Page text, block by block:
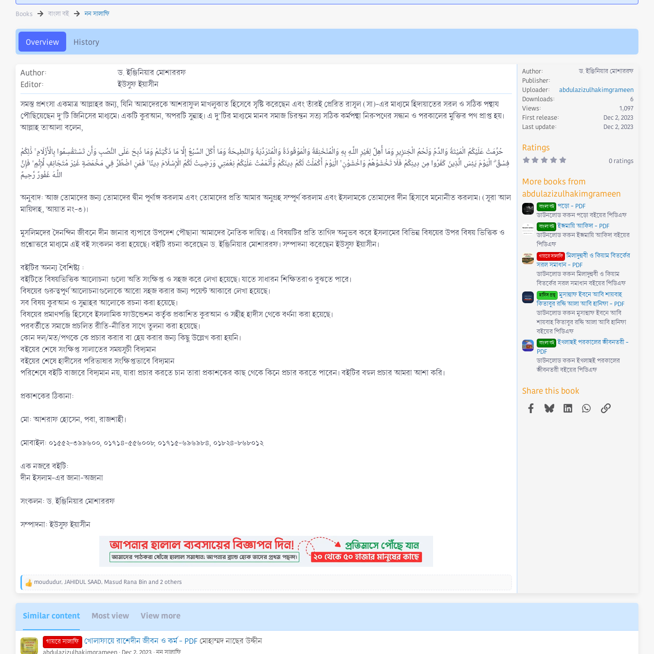
t
h
r
e
i
a
t
e
g
Books বাংলা বই নন সালাফি
Overview History
Author
ড. ইঞ্জিনিয়ার মোশাররফ
Editor
ইউসুফ ইয়াসীন
সমস্ত প্রশংসা একমাত্র আল্লাহর জন্য, যিনি আমাদেরকে আশরাফুল মাখলুকাত হিসেবে সৃষ্টি করেছেন এবং তাঁরই প্রেরিত রাসূল (সা)-এর মাধ্যমে হিদায়াতের সরল ও সঠিক পন্থায
পৌছিয়েছেন দু’টি জিনিসের মাধ্যমে। একটি কুরআন, অপরটি সুন্নাহ। এ দু’টির মাধ্যমে মানব সমাজ চিরন্তন সত্য সঠিক কর্মপন্থা নিরুপণের সন্ধান ও পরকালের মুক্তির পথ প্রাপ্ত হয়।
আল্লাহ তাআলা বলেন,
حُرِّ‌مَتْ عَلَيْكُمُ الْمَيْتَةُ وَالدَّمُ وَلَحْمُ الْخِنزِيرِ‌ وَمَا أُهِلَّ لِغَيْرِ‌ اللَّـهِ بِهِ وَالْمُنْخَنِقَةُ وَالْمَوْقُوذَةُ وَالْمُتَرَ‌دِّيَةُ وَالنَّطِيحَةُ وَمَا أَكَلَ السَّبُعُ إِلَّا مَا ذَكَّيْتُمْ وَمَا ذُبِحَ عَلَى النُّصُبِ وَأَن تَسْتَقْسِمُوا بِالْأَزْلَامِ ۚ ذَٰلِكُمْ
فِسْقٌ ۗ الْيَوْمَ يَئِسَ الَّذِينَ كَفَرُ‌وا مِن دِينِكُمْ فَلَا تَخْشَوْهُمْ وَاخْشَوْنِ ۚ الْيَوْمَ أَكْمَلْتُ لَكُمْ دِينَكُمْ وَأَتْمَمْتُ عَلَيْكُمْ نِعْمَتِي وَرَ‌ضِيتُ لَكُمُ الْإِسْلَامَ دِينًا ۚ فَمَنِ اضْطُرَّ‌ فِي مَخْمَصَةٍ غَيْرَ‌ مُتَجَانِفٍ لِّإِثْمٍ ۙ فَإِنَّ
اللَّـهَ غَفُورٌ‌ رَّ‌حِيمٌ
অনুবাদ: আজ তোমাদের জন্য তোমাদের দ্বীন পূর্ণাঙ্গ করলাম এবং তোমাদের প্রতি আমার অনুগ্রহ সম্পূর্ণ করলাম এবং ইসলামকে তোমাদের দীন হিসাবে মনোনীত করলাম। (সূরা আল
মায়িদাহ, আয়াত নং-৩)।
মুসলিমদের দৈনন্দিন জীবনে দীন জানার ব্যপারে উপদেশ পৌছানা আমাদের নৈতিক দায়িত্ব। এ বিষয়টির প্রতি তাগিদ অনুভব করে ইসলামের বিভিন্ন বিষয়ের উপর বিষয় ভিত্তিক ও
প্রশ্নোত্তরে মাধ্যমে এই বই সংকলন করা হয়েছে। বইটি রচনা করেছেন ড. ইঞ্জিনিয়ার মোশাররফ। সম্পাদনা করেছেন ইউসুফ ইয়াসীন।
বইটির অনন্য বৈশিষ্ট্য :
বইটিতে বিষয়ভিত্তিক আলোচনা গুলো অতি সংক্ষিপ্ত ও সহজ করে লেখা হয়েছে। যাতে সাধারন শিক্ষিতরাও বুঝতে পারে।
বিষয়ের গুরুত্বপূর্ণ আলোচনাগুলোকে আরো সহজ করার জন্য পয়েন্ট আকারে লেখা হয়েছে।
সব বিষয় কুরআন ও সুন্নাহর আলোকে রচনা করা হয়েছে।
বিষয়ের প্রমাণপঞ্জি হিসেবে ইসলামিক ফাউন্ডেশন কর্তৃক প্রকাশিত কুরআন ও সহীহ হাদীস থেকে বর্ণনা করা হয়েছে।
পরবর্তীতে সমাজে প্রচলিত রীতি-নীতির সাথে তুলনা করা হয়েছে।
কোন দল/মত/পথকে কে প্রচার করার বা হেয় করার জন্য কিছু উল্লেখ করা হয়নি।
বইয়ের শেষে সংক্ষিপ্ত সালাতের সময়সূচী বিদ্যমান
বইয়ের শেষে হাদীসের পরিভাষার সংক্ষিপ্তভাবে বিদ্যমান
পরিশেষে বইটি বাজারে বিদ্যমান নয়, যারা প্রচার করতে চান তারা প্রকাশকের কাছ থেকে কিনে প্রচার করতে পারেন। বইটির বহুল প্রচার আমরা আশা করি।
প্রকাশকের ঠিকানা:
মো: আশরাফ হোসেন, পবা, রাজশাহী।
মোবাইল: ০১৫৫২-৩৯৯৬০০, ০১৭১৪-৫৫৬০০৮, ০১৭১৫-৬৯৬৯৮৪, ০১৮২৪-৮৬৮০১২
এক নজরে বইটি:
দীন ইসলাম-এর জানা-অজানা
সংকলন: ড. ইঞ্জিনিয়ার মোশাররফ
সম্পাদনা: ইউসুফ ইয়াসীন
R
a
c
t
i
o
n
moududur, JAHIDUL SAAD, Masud Rana Bin and 2 others
Author
ড. ইঞ্জিনিয়ার মোশাররফ
Publisher
Uploader
abdulazizulhakimgrameen
Downloads
6
Views
1,097
First release
Dec 2, 2023
Last update
Dec 2, 2023
Ratings
0
0
s
t
a
r
(
s
)
0 ratings
More books from
abdulazizulhakimgrameen
বাংলা বই পড়ো - PDF
ডাউনলোড করুন পড়ো বইয়ের পিডিএফ
বাংলা বই ইজমায়ি আকিদা - PDF
ডাউনলোড করুন ইজমায়ি আকিদা বইয়ের
পিডিএফ
গায়রে সালাফি মিলাদুন্নবী ও কিয়াম বিতর্কের
সরল সমাধান - PDF
ডাউনলোড করুন মিলাদুন্নবী ও কিয়াম
বিতর্কের সরল সমাধান বইয়ের পিডিএফ
হাদিস গ্রন্থ মুসান্নাফ ইবনে আবি শায়বাহ
কিতাবুর রদ্দি আলা আবি হানিফা - PDF
ডাউনলোড করুন মুসান্নাফ ইবনে আবি
শায়বাহ কিতাবুর রদ্দি আলা আবি হানিফা
বইয়ের পিডিএফ
বাংলা বই ইখলাছই পরকালের জীবনতরী -
PDF
ডাউনলোড করুন ইখলাছই পরকালের
জীবনতরী বইয়ের পিডিএফ
Share this book
Facebook
BlueskyLinkedInWhatsApp
Link
Similar content Most view View more
গায়রে সালাফি খোলাফায়ে রাশেদীন জীবন ও কর্ম - PDF মোহাম্মদ নাছের উদ্দীন